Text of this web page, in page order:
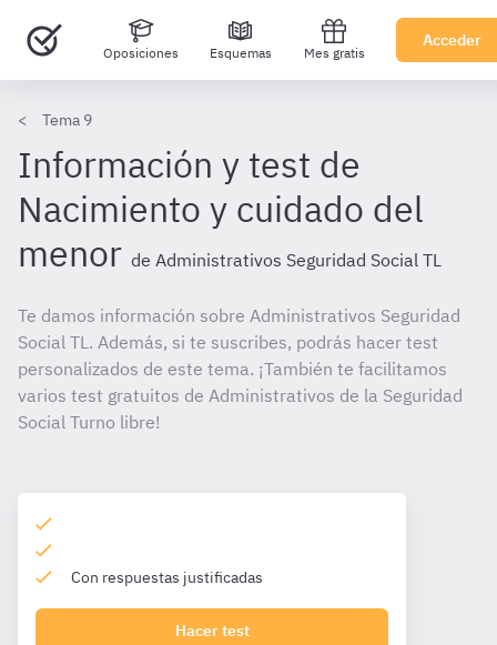
Oposiciones Esquemas Mes gratis
Acceder
Tema 9
Información y test de
Nacimiento y cuidado del
menor de Administrativos Seguridad Social TL
Te damos información sobre Administrativos Seguridad
Social TL. Además, si te suscribes, podrás hacer test
personalizados de este tema. ¡También te facilitamos
varios test gratuitos de Administrativos de la Seguridad
Social Turno libre!
Con respuestas justificadas
Hacer test